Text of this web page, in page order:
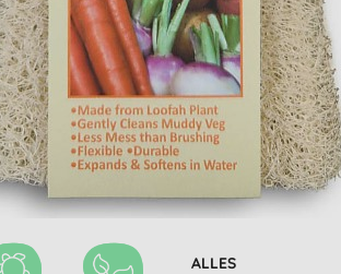
ALLES